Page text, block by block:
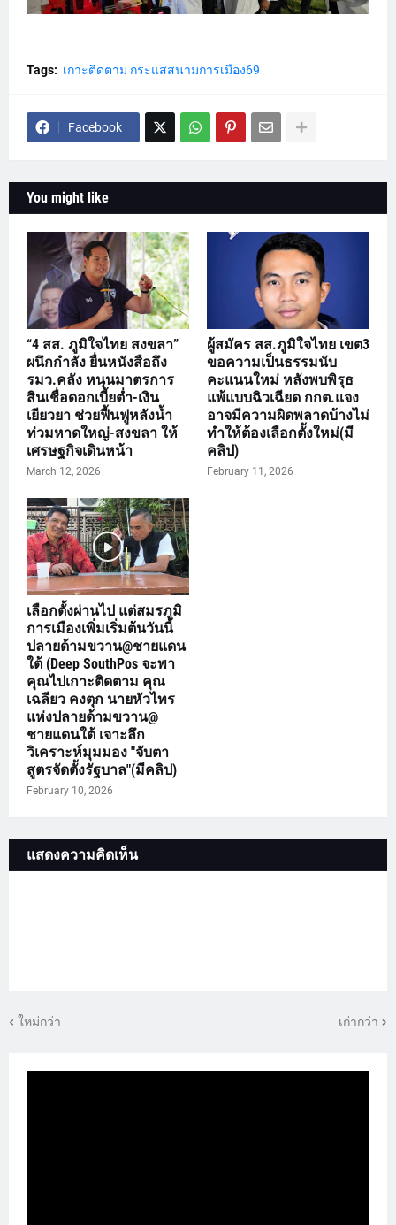
Tags: เกาะติดตาม กระแสสนามการเมือง69
Facebook
You might like
“4 สส. ภูมิใจไทย สงขลา”
ผนึกกำลัง ยื่นหนังสือถึง
รมว.คลัง หนุนมาตรการ
สินเชื่อดอกเบี้ยต่ำ-เงิน
เยียวยา ช่วยฟื้นฟูหลังน้ำ
ท่วมหาดใหญ่-สงขลา ให้
เศรษฐกิจเดินหน้า
March 12, 2026
ผู้สมัคร สส.ภูมิใจไทย เขต3
ขอความเป็นธรรมนับ
คะแนนใหม่ หลังพบพิรุธ
แพ้แบบฉิวเฉียด กกต.แจง
อาจมีความผิดพลาดบ้างไม่
ทำให้ต้องเลือกตั้งใหม่(มี
คลิป)
February 11, 2026
เลือกตั้งผ่านไป แต่สมรภูมิ
การเมืองเพิ่มเริ่มต้นวันนี้
ปลายด้ามขวาน@ชายแดน
ใต้ (Deep SouthPos จะพา
คุณไปเกาะติดตาม คุณ
เฉลียว คงตุก นายหัวไทร
แห่งปลายด้ามขวาน@
ชายแดนใต้ เจาะลึก
วิเคราะห์มุมมอง "จับตา
สูตรจัดตั้งรัฐบาล"(มีคลิป)
February 10, 2026
แสดงความคิดเห็น
ใหม่กว่า เก่ากว่า